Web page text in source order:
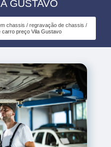
GUSTAVO
chassis
regravação de chassis
preço Vila Gustavo